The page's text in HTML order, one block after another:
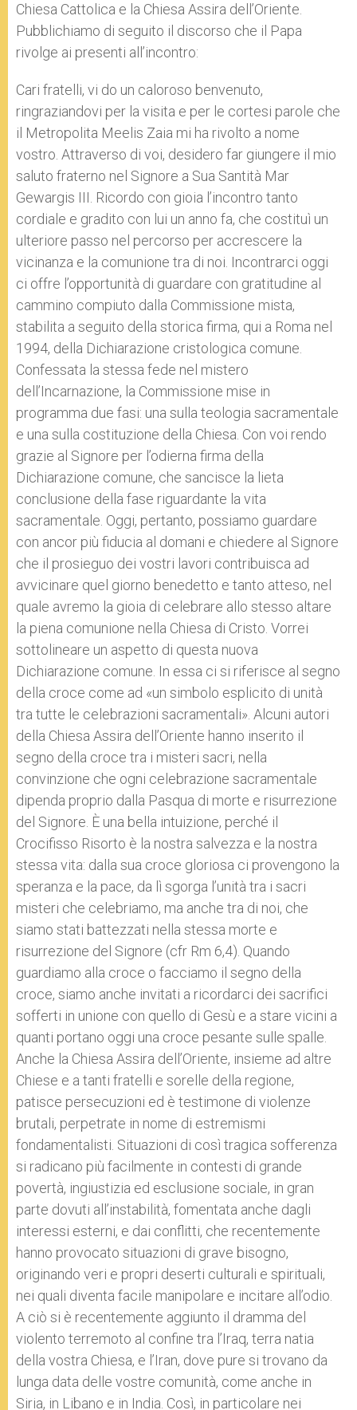
Chiesa Cattolica e la Chiesa Assira dell’Oriente.
Pubblichiamo di seguito il discorso che il Papa
rivolge ai presenti all’incontro:
Cari fratelli, vi do un caloroso benvenuto,
ringraziandovi per la visita e per le cortesi parole che
il Metropolita Meelis Zaia mi ha rivolto a nome
vostro. Attraverso di voi, desidero far giungere il mio
saluto fraterno nel Signore a Sua Santità Mar
Gewargis III. Ricordo con gioia l’incontro tanto
cordiale e gradito con lui un anno fa, che costituì un
ulteriore passo nel percorso per accrescere la
vicinanza e la comunione tra di noi. Incontrarci oggi
ci offre l’opportunità di guardare con gratitudine al
cammino compiuto dalla Commissione mista,
stabilita a seguito della storica firma, qui a Roma nel
1994, della Dichiarazione cristologica comune.
Confessata la stessa fede nel mistero
dell’Incarnazione, la Commissione mise in
programma due fasi: una sulla teologia sacramentale
e una sulla costituzione della Chiesa. Con voi rendo
grazie al Signore per l’odierna firma della
Dichiarazione comune, che sancisce la lieta
conclusione della fase riguardante la vita
sacramentale. Oggi, pertanto, possiamo guardare
con ancor più fiducia al domani e chiedere al Signore
che il prosieguo dei vostri lavori contribuisca ad
avvicinare quel giorno benedetto e tanto atteso, nel
quale avremo la gioia di celebrare allo stesso altare
la piena comunione nella Chiesa di Cristo. Vorrei
sottolineare un aspetto di questa nuova
Dichiarazione comune. In essa ci si riferisce al segno
della croce come ad «un simbolo esplicito di unità
tra tutte le celebrazioni sacramentali». Alcuni autori
della Chiesa Assira dell’Oriente hanno inserito il
segno della croce tra i misteri sacri, nella
convinzione che ogni celebrazione sacramentale
dipenda proprio dalla Pasqua di morte e risurrezione
del Signore. È una bella intuizione, perché il
Crocifisso Risorto è la nostra salvezza e la nostra
stessa vita: dalla sua croce gloriosa ci provengono la
speranza e la pace, da lì sgorga l’unità tra i sacri
misteri che celebriamo, ma anche tra di noi, che
siamo stati battezzati nella stessa morte e
risurrezione del Signore (cfr Rm 6,4). Quando
guardiamo alla croce o facciamo il segno della
croce, siamo anche invitati a ricordarci dei sacrifici
sofferti in unione con quello di Gesù e a stare vicini a
quanti portano oggi una croce pesante sulle spalle.
Anche la Chiesa Assira dell’Oriente, insieme ad altre
Chiese e a tanti fratelli e sorelle della regione,
patisce persecuzioni ed è testimone di violenze
brutali, perpetrate in nome di estremismi
fondamentalisti. Situazioni di così tragica sofferenza
si radicano più facilmente in contesti di grande
povertà, ingiustizia ed esclusione sociale, in gran
parte dovuti all’instabilità, fomentata anche dagli
interessi esterni, e dai conflitti, che recentemente
hanno provocato situazioni di grave bisogno,
originando veri e propri deserti culturali e spirituali,
nei quali diventa facile manipolare e incitare all’odio.
A ciò si è recentemente aggiunto il dramma del
violento terremoto al confine tra l’Iraq, terra natia
della vostra Chiesa, e l’Iran, dove pure si trovano da
lunga data delle vostre comunità, come anche in
Siria, in Libano e in India. Così, in particolare nei